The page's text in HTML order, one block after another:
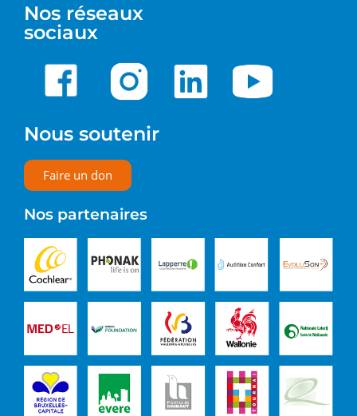
Nos réseaux
sociaux
Nous soutenir
Faire un don
Nos partenaires